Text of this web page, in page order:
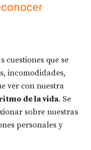
cuestiones que se
incomodidades,
ver con nuestra
de la vida. Se
sobre nuestras
personales y